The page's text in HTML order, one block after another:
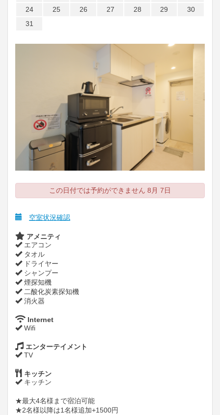
24
25 26 27 28 29
30
31
この日付では予約ができません 8月 7日
空室状況確認
アメニティ
エアコン
タオル
ドライヤー
シャンプー
煙探知機
二酸化炭素探知機
消火器
Internet
Wifi
エンターテイメント
TV
キッチン
キッチン
★最大4名様まで宿泊可能
★2名様以降は1名様追加+1500円